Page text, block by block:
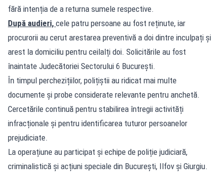
fără intenția de a returna sumele respective.
După audieri, cele patru persoane au fost reținute, iar
procurorii au cerut arestarea preventivă a doi dintre inculpați și
arest la domiciliu pentru ceilalți doi. Solicitările au fost
înaintate Judecătoriei Sectorului 6 București.
În timpul perchezițiilor, polițiștii au ridicat mai multe
documente și probe considerate relevante pentru anchetă.
Cercetările continuă pentru stabilirea întregii activități
infracționale și pentru identificarea tuturor persoanelor
prejudiciate.
La operațiune au participat și echipe de poliție judiciară,
criminalistică și acțiuni speciale din București, Ilfov și Giurgiu.